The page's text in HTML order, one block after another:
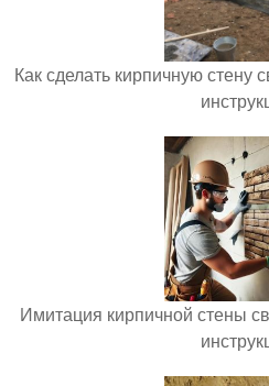
Как сделать кирпичную стену
Имитация кирпичной стены